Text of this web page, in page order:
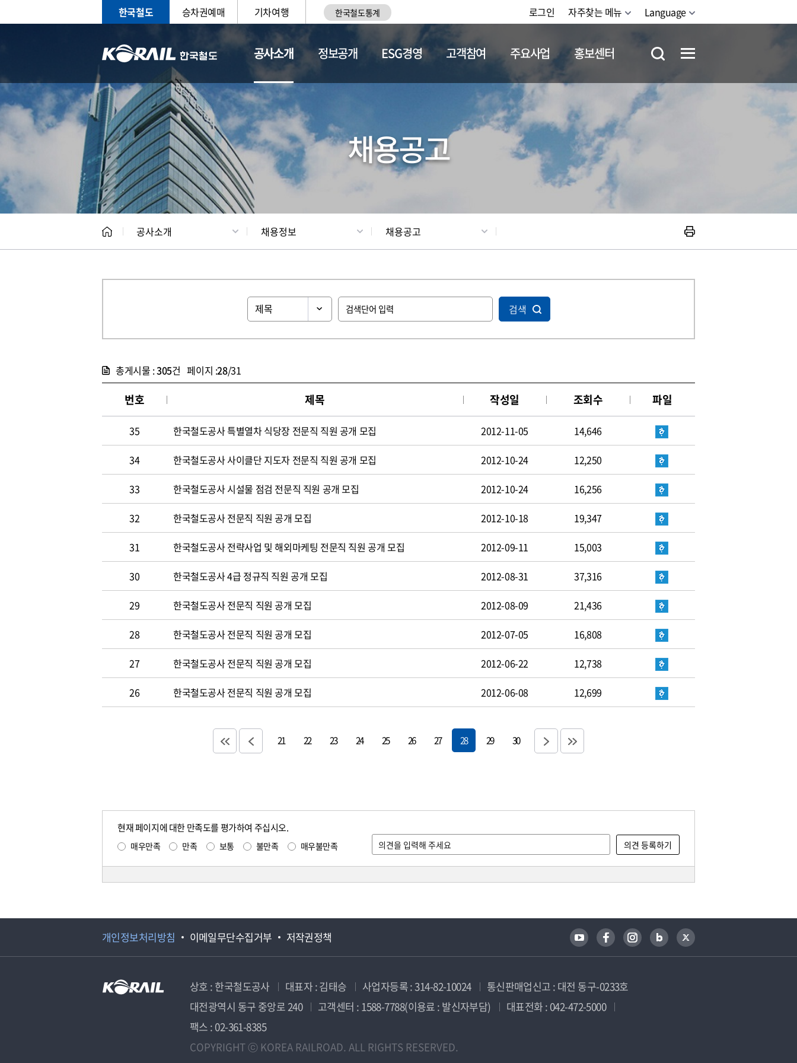
한국철도 승차권예매 기차여행 한국철도통계 로그인 자주찾는 메뉴 Language
공사소개
CEO 일반현황 채용정보
정보공개 ESG경영 고객참여 주요사업 홍보센터
채용공고
공사소개 채용정보 채용공고
검색
총게시물 :305건 페이지 :28/31
번호 제목 작성일 조회수 파일
35 한국철도공사 특별열차 식당장 전문직 직원 공개 모집 2012-11-05 14,646
34 한국철도공사 사이클단 지도자 전문직 직원 공개 모집 2012-10-24 12,250
33 한국철도공사 시설물 점검 전문직 직원 공개 모집 2012-10-24 16,256
32 한국철도공사 전문직 직원 공개 모집 2012-10-18 19,347
31 한국철도공사 전략사업 및 해외마케팅 전문직 직원 공개 모집 2012-09-11 15,003
30 한국철도공사 4급 정규직 직원 공개 모집 2012-08-31 37,316
29 한국철도공사 전문직 직원 공개 모집 2012-08-09 21,436
28 한국철도공사 전문직 직원 공개 모집 2012-07-05 16,808
27 한국철도공사 전문직 직원 공개 모집 2012-06-22 12,738
26 한국철도공사 전문직 직원 공개 모집 2012-06-08 12,699
21 22 23 24 25 26 27 28 29 30
현재 페이지에 대한 만족도를 평가하여 주십시오.
매우만족 만족 보통 불만족 매우불만족
개인정보처리방침 이메일무단수집거부 저작권정책
상호 : 한국철도공사 대표자 : 김태승 사업자등록 : 314-82-10024
통신판매업신고 : 대전 동구-0233호
대전광역시 동구 중앙로 240
고객센터 : 1588-7788(이용료 : 발신자부담)
대표전화 : 042-472-5000
팩스 : 02-361-8385
COPYRIGHT ⓒ KOREA RAILROAD. ALL RIGHTS RESERVED.